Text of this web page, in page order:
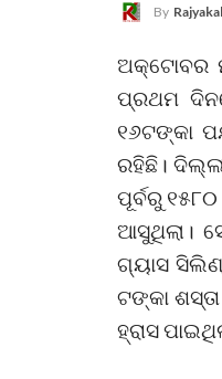
By
ଅକ୍ଟୋବର
ପ୍ରଥମ
୧୬ଟଙ୍କା
ରହିଛି।
ପୂର୍ବରୁ
ଆସୁଥିଲା।
ଗ୍ୟାସ
ଟଙ୍କା
ହ୍ରାସ